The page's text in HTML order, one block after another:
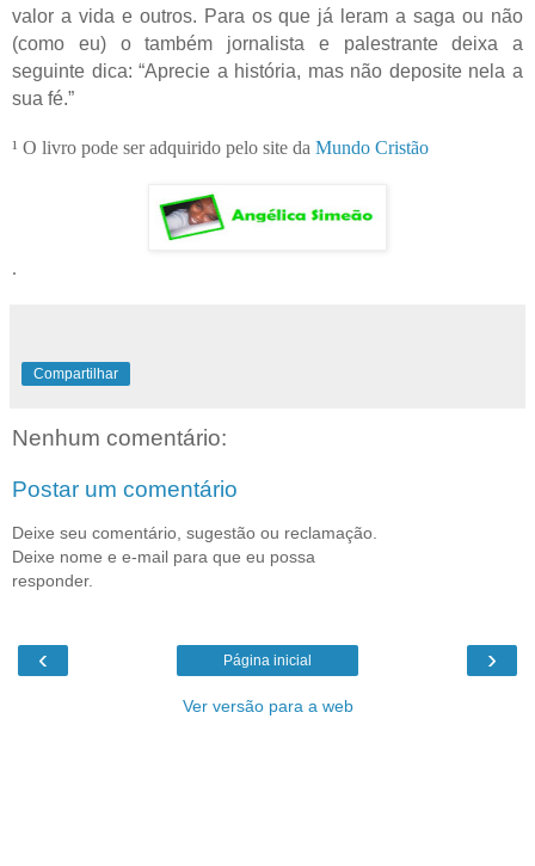
valor a vida e outros. Para os que já leram a saga ou não
(como eu) o também jornalista e palestrante deixa a
seguinte dica: “Aprecie a história, mas não deposite nela a
sua fé.”
¹ O livro pode ser adquirido pelo site da Mundo Cristão
.
Compartilhar
Nenhum comentário:
Postar um comentário
Deixe seu comentário, sugestão ou reclamação.
Deixe nome e e-mail para que eu possa
responder.
‹ ›
Página inicial
Ver versão para a web